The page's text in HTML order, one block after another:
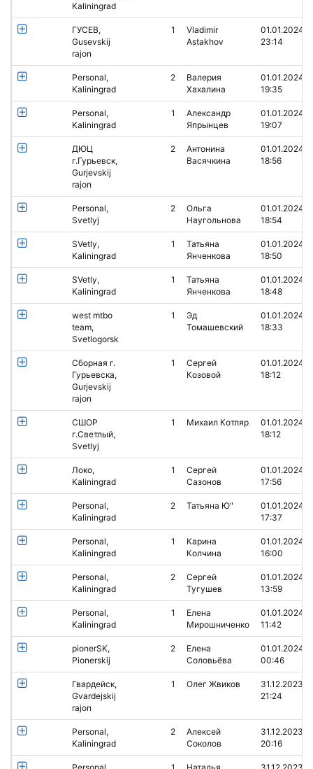
Kaliningrad
ГУСЕВ,
Gusevskij
rajon
1
Vladimir
Astakhov
01.01.2024
23:14
Personal,
Kaliningrad
2
Валерия
Хахалина
01.01.2024
19:35
Personal,
Kaliningrad
1
Александр
Япрынцев
01.01.2024
19:07
ДЮЦ
г.Гурьевск,
Gurjevskij
rajon
2
Антонина
Васячкина
01.01.2024
18:56
Personal,
Svetlyj
2
Ольга
Наугольнова
01.01.2024
18:54
SVetly,
Kaliningrad
1
Татьяна
Янченкова
01.01.2024
18:50
SVetly,
Kaliningrad
1
Татьяна
Янченкова
01.01.2024
18:48
west mtbo
team,
Svetlogorsk
1
Эд
Томашевский
01.01.2024
18:33
Сборная г.
Гурьевска,
Gurjevskij
rajon
1
Сергей
Козовой
01.01.2024
18:12
СШОР
г.Светлый,
Svetlyj
1 Михаил Котляр
01.01.2024
18:12
Локо,
Kaliningrad
1
Сергей
Сазонов
01.01.2024
17:56
Personal,
Kaliningrad
2 Татьяна Ю"
01.01.2024
17:37
Personal,
Kaliningrad
1
Карина
Колчина
01.01.2024
16:00
Personal,
Kaliningrad
2
Сергей
Тугушев
01.01.2024
13:59
Personal,
Kaliningrad
1
Елена
Мирошниченко
01.01.2024
11:42
pionerSK,
Pionerskij
2
Елена
Соловьёва
01.01.2024
00:46
Гвардейск,
Gvardejskij
rajon
1 Олег Жвиков
31.12.2023
21:24
Personal,
Kaliningrad
2
Алексей
Соколов
31.12.2023
20:16